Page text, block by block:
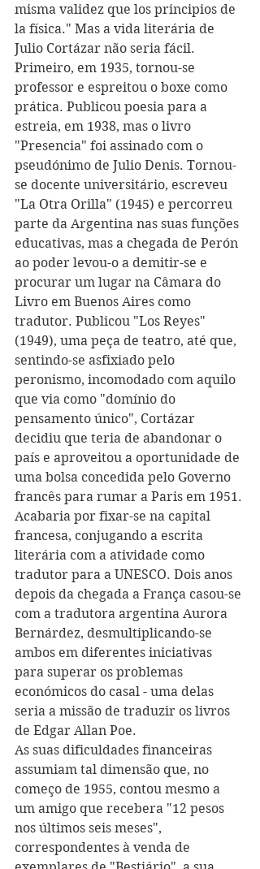
misma validez que los principios de
la física." Mas a vida literária de
Julio Cortázar não seria fácil.
Primeiro, em 1935, tornou-se
professor e espreitou o boxe como
prática. Publicou poesia para a
estreia, em 1938, mas o livro
"Presencia" foi assinado com o
pseudónimo de Julio Denis. Tornou-
se docente universitário, escreveu
"La Otra Orilla" (1945) e percorreu
parte da Argentina nas suas funções
educativas, mas a chegada de Perón
ao poder levou-o a demitir-se e
procurar um lugar na Câmara do
Livro em Buenos Aires como
tradutor. Publicou "Los Reyes"
(1949), uma peça de teatro, até que,
sentindo-se asfixiado pelo
peronismo, incomodado com aquilo
que via como "domínio do
pensamento único", Cortázar
decidiu que teria de abandonar o
país e aproveitou a oportunidade de
uma bolsa concedida pelo Governo
francês para rumar a Paris em 1951.
Acabaria por fixar-se na capital
francesa, conjugando a escrita
literária com a atividade como
tradutor para a UNESCO. Dois anos
depois da chegada a França casou-se
com a tradutora argentina Aurora
Bernárdez, desmultiplicando-se
ambos em diferentes iniciativas
para superar os problemas
económicos do casal - uma delas
seria a missão de traduzir os livros
de Edgar Allan Poe.
As suas dificuldades financeiras
assumiam tal dimensão que, no
começo de 1955, contou mesmo a
um amigo que recebera "12 pesos
nos últimos seis meses",
correspondentes à venda de